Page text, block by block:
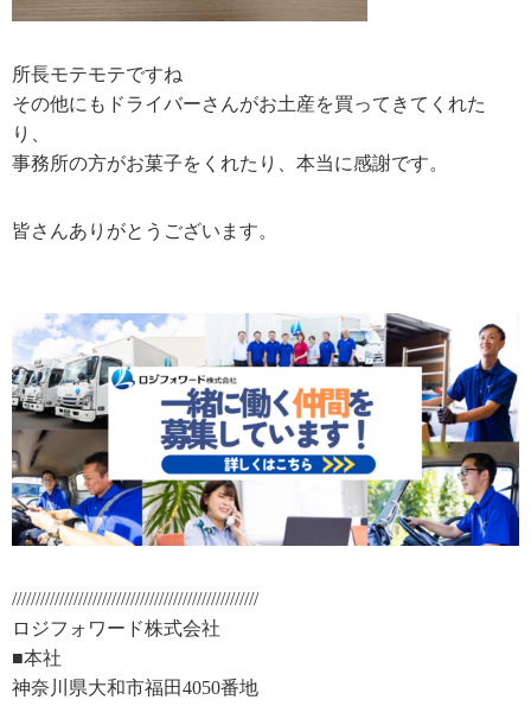
所長モテモテですね
その他にもドライバーさんがお土産を買ってきてくれた
り、
事務所の方がお菓子をくれたり、本当に感謝です。
皆さんありがとうございます。
////////////////////////////////////////////////////
ロジフォワード株式会社
■本社
神奈川県大和市福田4050番地